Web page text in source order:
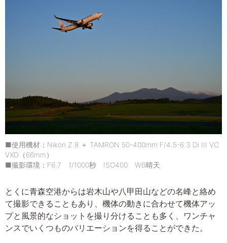
■使用機材：Nikon Z 8 ＋ TAMRON 50-400mm F/4.5-6.3 Di III VC
VXD（66mm）
■撮影環境：F6.7 1/1000秒 ISO400 WB晴天
とくに青森空港からは岩木山や八甲田山などの名峰と絡め
て撮影できることもあり、機体の動きに合わせて機体アッ
プと風景的なショットを撮り分けることも多く、ワンチャ
ンスでいくつものバリエーションを得ることができた。